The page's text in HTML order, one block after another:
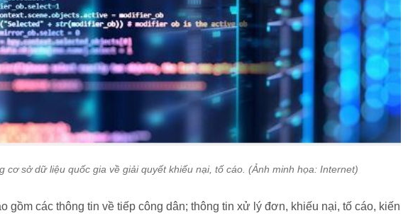
cơ sở dữ liệu quốc gia về giải quyết khiếu nại, tố cáo. (Ảnh minh họa: Internet)
gồm các thông tin về tiếp công dân; thông tin xử lý đơn, khiếu nại, tố cáo, kiến